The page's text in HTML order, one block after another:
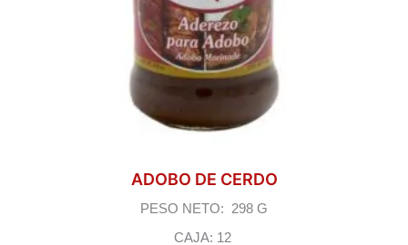
ADOBO DE CERDO
PESO NETO: 298 G
CAJA: 12